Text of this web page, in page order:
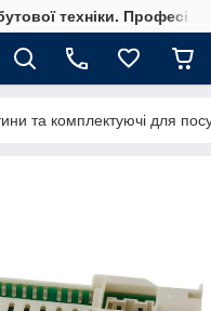
техніки.
та комплектуючі для